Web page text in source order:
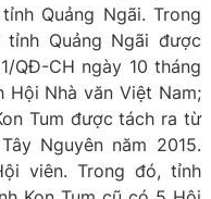
Quảng Ngãi. Trong
Quảng Ngãi được
QĐ-CH ngày 10 tháng
Hội Nhà văn Việt Nam;
Tum được tách ra từ
Nguyên năm 2015.
viên. Trong đó, tỉnh